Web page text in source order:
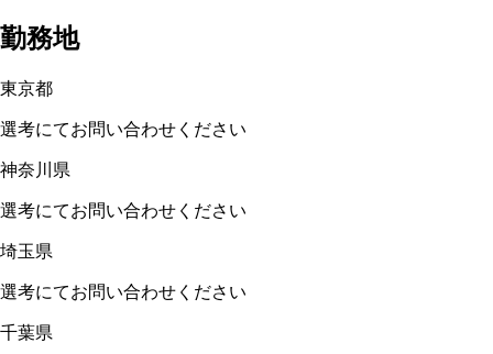
勤務地
東京都
選考にてお問い合わせください
神奈川県
選考にてお問い合わせください
埼玉県
選考にてお問い合わせください
千葉県